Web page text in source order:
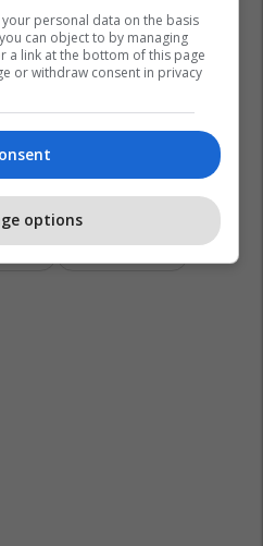
personal data on the basis
can object to by managing
a link at the bottom of this page
or withdraw consent in privacy
options